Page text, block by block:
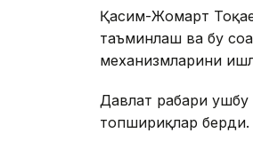
Қасим-Жомарт
таъминлаш ва бу
механизмларини
Давлат раҳбари
топшириқлар берди.